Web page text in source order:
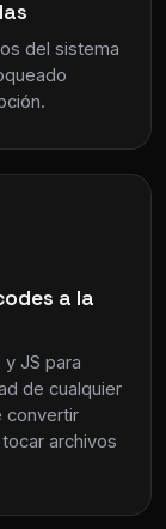
del sistema
a la
JS para
de cualquier
convertir
archivos